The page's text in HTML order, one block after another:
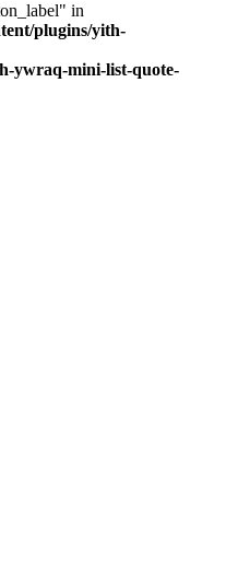
in
plugins/yith-
ywraq-mini-list-quote-